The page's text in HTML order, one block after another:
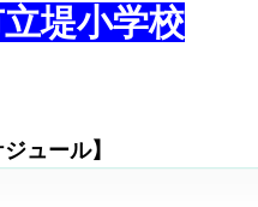
堤小学校
ュール】